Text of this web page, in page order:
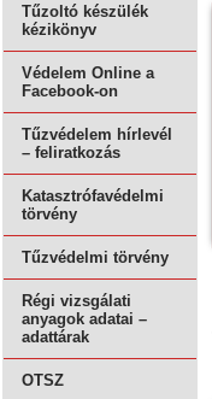
Tűzoltó készülék
kézikönyv
Védelem Online a
Facebook-on
Tűzvédelem hírlevél
– feliratkozás
Katasztrófavédelmi
törvény
Tűzvédelmi törvény
Régi vizsgálati
anyagok adatai –
adattárak
OTSZ